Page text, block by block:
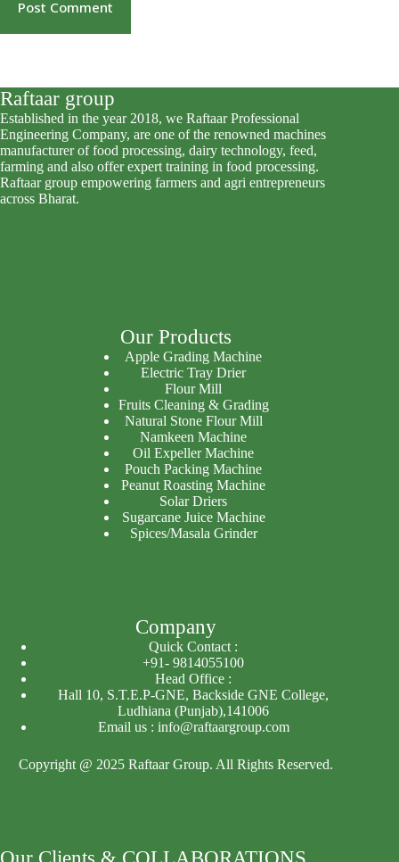
Post Comment
Raftaar group
Established in the year 2018, we Raftaar Professional
Engineering Company, are one of the renowned machines
manufacturer of food processing, dairy technology, feed,
farming and also offer expert training in food processing.
Raftaar group empowering farmers and agri entrepreneurs
across Bharat.
Our Products
Apple Grading Machine
Electric Tray Drier
Flour Mill
Fruits Cleaning & Grading
Natural Stone Flour Mill
Namkeen Machine
Oil Expeller Machine
Pouch Packing Machine
Peanut Roasting Machine
Solar Driers
Sugarcane Juice Machine
Spices/Masala Grinder
Company
Quick Contact :
+91- 9814055100
Head Office :
Hall 10, S.T.E.P-GNE, Backside GNE College,
Ludhiana (Punjab),141006
Email us : info@raftaargroup.com
Copyright @ 2025 Raftaar Group. All Rights Reserved.